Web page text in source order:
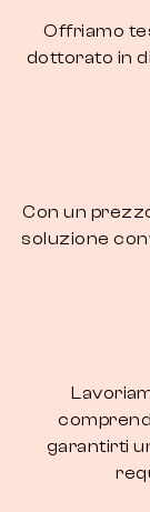
Offriamo
dottorato in
Con un
soluzione
garantirti